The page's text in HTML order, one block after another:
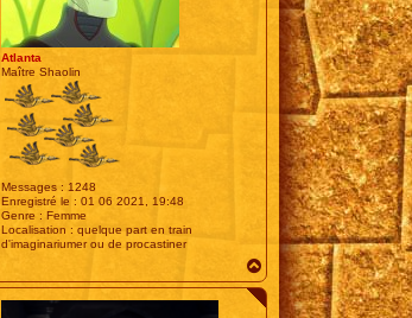
Atlanta
Maître Shaolin
Messages : 1248
Enregistré le : 01 06 2021, 19:48
Genre : Femme
Localisation : quelque part en train
d'imaginariumer ou de procastiner
a
u